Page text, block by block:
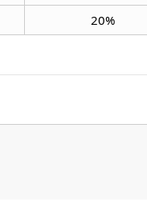
20%